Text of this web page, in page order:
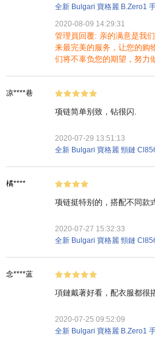
2020-08-09 14:29:31
管理員回覆: 亲的满意是我
来最完美的服务，让您的购
们将不辜负您的期望，努力
凉****巷
项链简单别致，钻很闪.
2020-07-29 13:51:13
橘****
项链挺特别的，搭配不同款
2020-07-27 15:32:33
念****蓝
項鏈戴著好看，配衣服都很
2020-07-25 09:52:09